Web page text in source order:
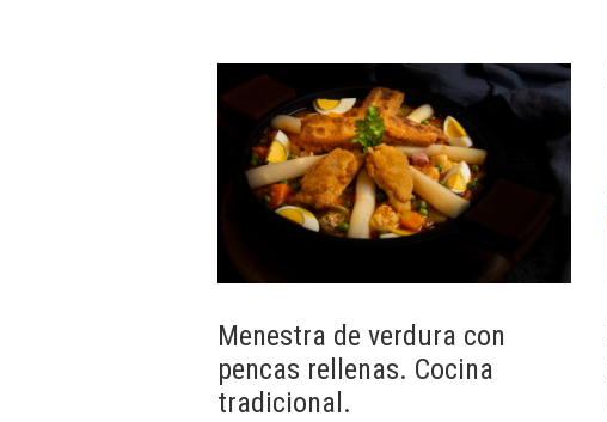
Menestra de verdura con
pencas rellenas. Cocina
tradicional.